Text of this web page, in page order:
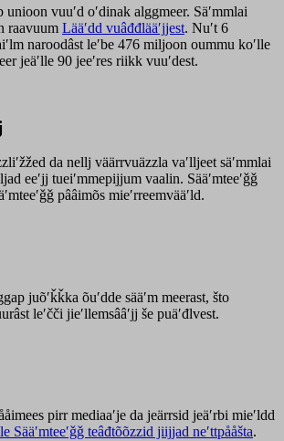
unioon vuuʹd oʹdinak alggmeer. Säʹmmlai
raavuum Lääʹdd vuâđđlääʹjjest. Nuʹt 6
naroodâst leʹbe 476 miljoon oummu koʹlle
jeäʹlle 90 jeeʹres riikk vuuʹdest.
da nellj väärrvuäzzla vaʹlljeet säʹmmlai
eeʹjj tueiʹmmepijjum vaalin. Sääʹmteeʹǧǧ
pââimõs mieʹrreemvääʹld.
juõʹǩǩka õuʹdde sääʹm meerast, što
leʹčči jieʹllemsââʹjj še puäʹđlvest.
pirr mediaaʹje da jeärrsid jeäʹrbi mieʹldd
Sääʹmteeʹǧǧ teâđtõõzzid jiijjad neʹttpååšta.